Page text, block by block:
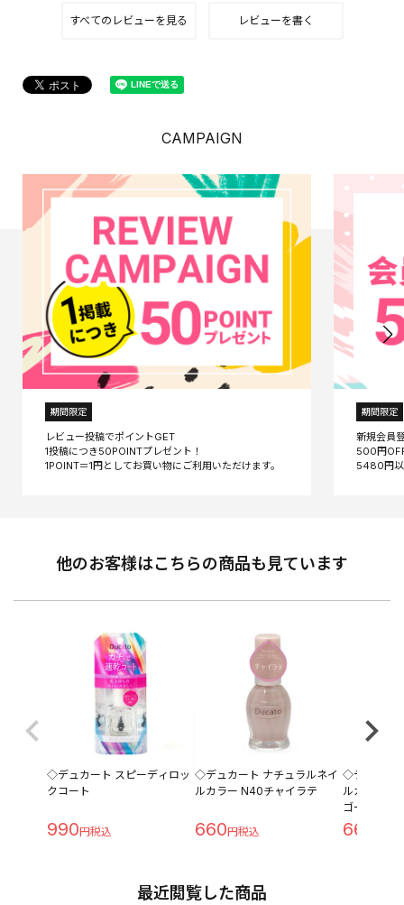
すべてのレビューを見る レビューを書く
CAMPAIGN
期間限定
レビュー投稿でポイントGET
1投稿につき50POINTプレゼント！
期間限定
新規会員
500円
他のお客様はこちらの商品も見ています
◇デュカート スピーディロッ
クコート
990
◇デュカート ナチュラルネイ
ルカラー N40チャイラテ
660
◇デュカー
ルカラー
ゴールド
660
最近閲覧した商品